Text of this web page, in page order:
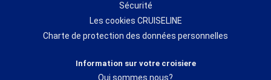
Sécurité
Les cookies CRUISELINE
Charte de protection des données personnelles
Information sur votre croisiere
Qui sommes nous?